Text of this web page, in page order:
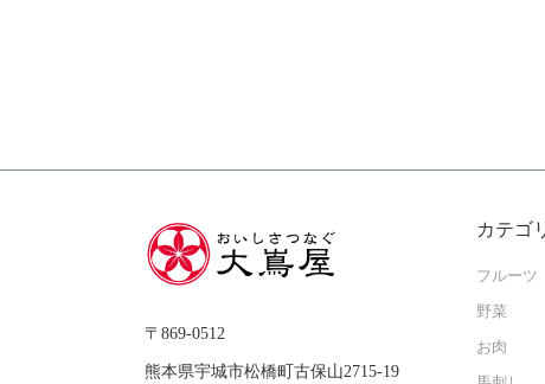
〒869-0512
熊本県宇城市松橋町古保山2715-19
カテゴ
フルーツ
野菜
お肉